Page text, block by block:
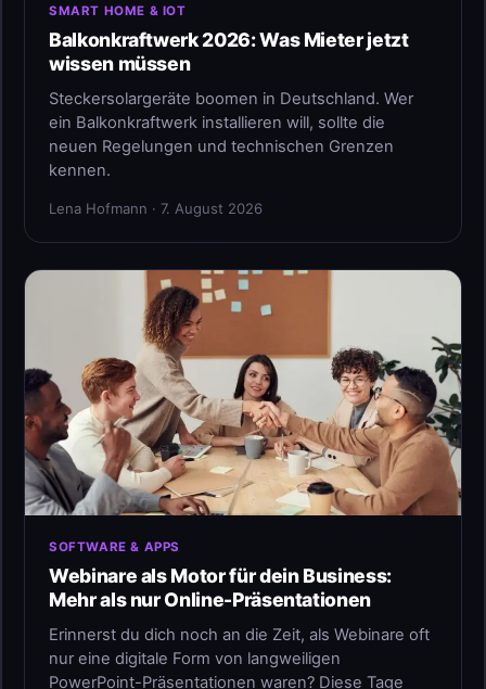
SMART HOME & IOT
Balkonkraftwerk 2026: Was Mieter jetzt
wissen müssen
Steckersolargeräte boomen in Deutschland. Wer
ein Balkonkraftwerk installieren will, sollte die
neuen Regelungen und technischen Grenzen
kennen.
Lena Hofmann · 7. August 2026
SOFTWARE & APPS
Webinare als Motor für dein Business:
Mehr als nur Online-Präsentationen
Erinnerst du dich noch an die Zeit, als Webinare oft
nur eine digitale Form von langweiligen
PowerPoint-Präsentationen waren? Diese Tage